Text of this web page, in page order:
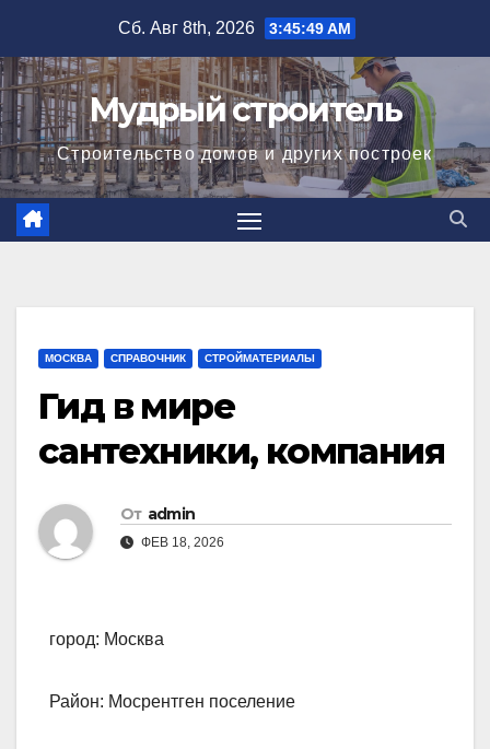
содержимому
Сб. Авг 8th, 2026 3:45:50 AM
Мудрый строитель
Строительство домов и других построек
МОСКВА СПРАВОЧНИК СТРОЙМАТЕРИАЛЫ
Гид в мире
сантехники, компания
От admin
ФЕВ 18, 2026
город: Москва
Район: Мосрентген поселение